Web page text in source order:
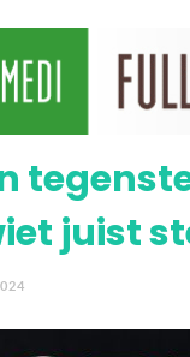
Video >
juist